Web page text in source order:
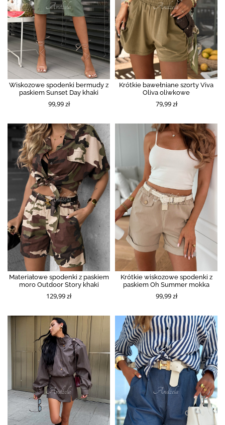
Wiskozowe spodenki bermudy z
paskiem Sunset Day khaki
99,99 zł
Krótkie bawełniane szorty Viva
Oliva oliwkowe
79,99 zł
Materiałowe spodenki z paskiem
moro Outdoor Story khaki
129,99 zł
Krótkie wiskozowe spodenki z
paskiem Oh Summer mokka
99,99 zł